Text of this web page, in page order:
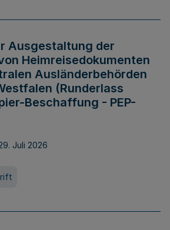
Ausgestaltung der
Heimreisedokumenten
Ausländerbehörden
(Runderlass
Beschaffung - PEP-
Juli 2026